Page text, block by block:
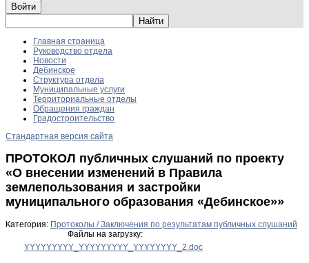
Войти
Главная страница
Руководство отдела
Новости
Дебинское
Структура отдела
Муниципальные услуги
Территориальные отделы
Обращения граждан
Градостроительство
Стандартная версия сайта
ПРОТОКОЛ публичных слушаний по проекту
«О внесении изменений в Правила
землепользования и застройки
муниципального образования «Дебинское»»
Категория: Протоколы / Заключения по результатам публичных слушаний
Файлы на загрузку:
YYYYYYYYY_YYYYYYYYY_YYYYYYYY_2.doc